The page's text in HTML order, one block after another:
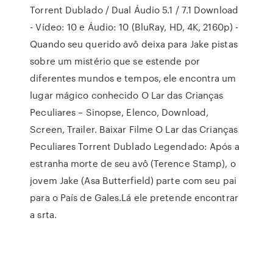
Torrent Dublado / Dual Áudio 5.1 / 7.1 Download
- Vídeo: 10 e Áudio: 10 (BluRay, HD, 4K, 2160p) -
Quando seu querido avô deixa para Jake pistas
sobre um mistério que se estende por
diferentes mundos e tempos, ele encontra um
lugar mágico conhecido O Lar das Crianças
Peculiares – Sinopse, Elenco, Download,
Screen, Trailer. Baixar Filme O Lar das Crianças
Peculiares Torrent Dublado Legendado: Após a
estranha morte de seu avô (Terence Stamp), o
jovem Jake (Asa Butterfield) parte com seu pai
para o País de Gales.Lá ele pretende encontrar
a srta.